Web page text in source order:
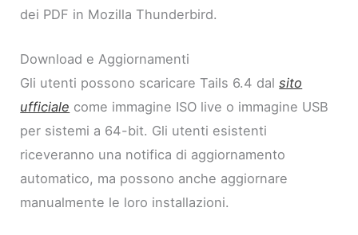
dei PDF in Mozilla Thunderbird.
Download e Aggiornamenti
Gli utenti possono scaricare Tails 6.4 dalsito
ufficiale come immagine ISO live o immagine USB
per sistemi a 64-bit. Gli utenti esistenti
riceveranno una notifica di aggiornamento
automatico, ma possono anche aggiornare
manualmente le loro installazioni.